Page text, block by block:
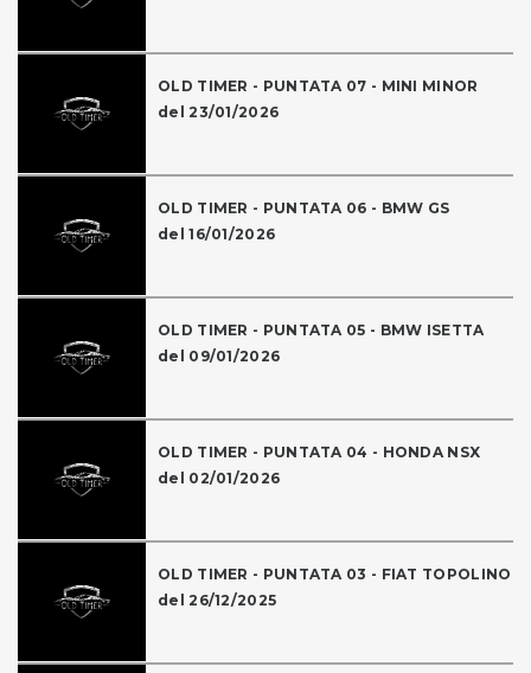
OLD TIMER - PUNTATA 07 - MINI MINOR
del 23/01/2026
OLD TIMER - PUNTATA 06 - BMW GS
del 16/01/2026
OLD TIMER - PUNTATA 05 - BMW ISETTA
del 09/01/2026
OLD TIMER - PUNTATA 04 - HONDA NSX
del 02/01/2026
OLD TIMER - PUNTATA 03 - FIAT TOPOLINO
del 26/12/2025